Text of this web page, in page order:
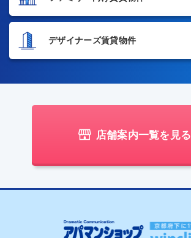
デザイナーズ賃貸物件
店舗案内一覧を見る